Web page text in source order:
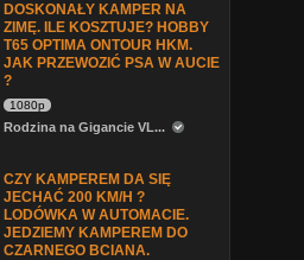
DOSKONAŁY KAMPER NA
ZIMĘ. ILE KOSZTUJE? HOBBY
T65 OPTIMA ONTOUR HKM.
JAK PRZEWOZIĆ PSA W AUCIE
?
1080p
Rodzina na Gigancie VL...
CZY KAMPEREM DA SIĘ
JECHAĆ 200 KM/H ?
LODÓWKA W AUTOMACIE.
JEDZIEMY KAMPEREM DO
CZARNEGO BCIANA.